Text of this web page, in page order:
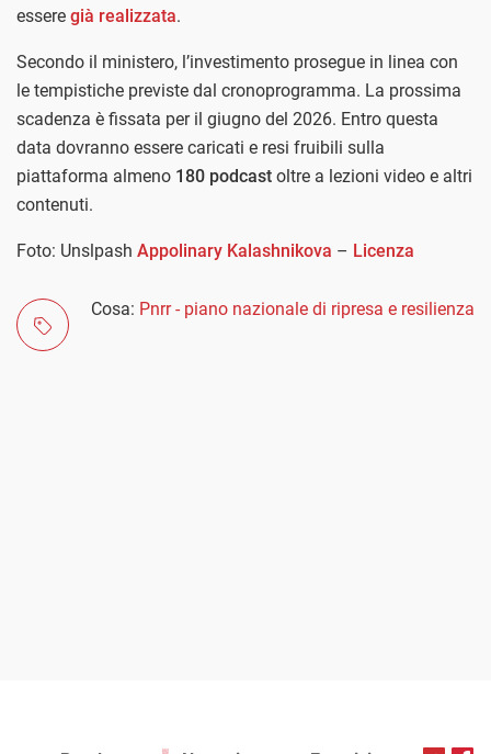
essere già realizzata.
Secondo il ministero, l’investimento prosegue in linea con
le tempistiche previste dal cronoprogramma. La prossima
scadenza è fissata per il giugno del 2026. Entro questa
data dovranno essere caricati e resi fruibili sulla
piattaforma almeno 180 podcast oltre a lezioni video e altri
contenuti.
Foto: Unslpash Appolinary Kalashnikova – Licenza
Cosa: Pnrr - piano nazionale di ripresa e resilienza